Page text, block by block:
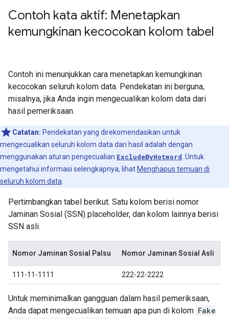
Contoh kata aktif: Menetapkan
kemungkinan kecocokan kolom tabel
Contoh ini menunjukkan cara menetapkan kemungkinan
kecocokan seluruh kolom data. Pendekatan ini berguna,
misalnya, jika Anda ingin mengecualikan kolom data dari
hasil pemeriksaan.
Catatan: Pendekatan yang direkomendasikan untuk
mengecualikan seluruh kolom data dari hasil adalah dengan
menggunakan aturan pengecualian ExcludeByHotword . Untuk
mengetahui informasi selengkapnya, lihat Menghapus temuan di
seluruh kolom data
Pertimbangkan tabel berikut. Satu kolom berisi nomor
Jaminan Sosial (SSN) placeholder, dan kolom lainnya berisi
SSN asli.
Nomor Jaminan Sosial Palsu Nomor Jaminan Sosial Asli
111-11-1111 222-22-2222
Untuk meminimalkan gangguan dalam hasil pemeriksaan,
Anda dapat mengecualikan temuan apa pun di kolom Fake